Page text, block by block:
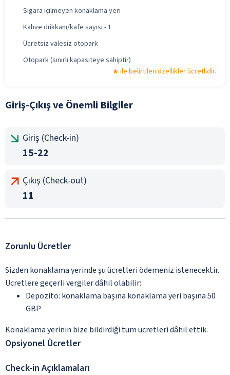
Sigara içilmeyen konaklama yeri
Kahve dükkanı/kafe sayısı - 1
Ücretsiz valesiz otopark
Otopark (sınırlı kapasiteye sahiptir)
ile belirtilen özellikler ücretlidir.
Giriş-Çıkış ve Önemli Bilgiler
Giriş (Check-in)
15-22
Çıkış (Check-out)
11
Zorunlu Ücretler
Sizden konaklama yerinde şu ücretleri ödemeniz istenecektir.
Ücretlere geçerli vergiler dâhil olabilir:
Depozito: konaklama başına konaklama yeri başına 50
GBP
Konaklama yerinin bize bildirdiği tüm ücretleri dâhil ettik.
Opsiyonel Ücretler
Check-in Açıklamaları